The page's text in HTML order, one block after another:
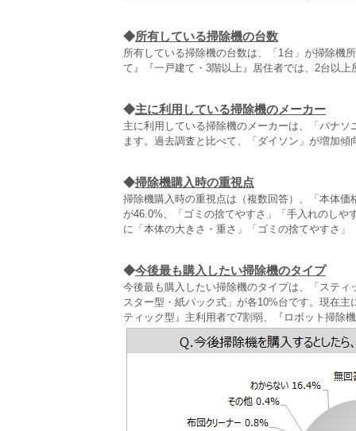
◆所有している掃除機の台数
所有している掃除機の台数は、「1台」が掃除機
て』『一戸建て・3階以上』居住者では、2台以
◆主に利用している掃除機のメーカー
主に利用している掃除機のメーカーは、「パナ
ます。過去調査と比べて、「ダイソン」が増加傾
◆掃除機購入時の重視点
掃除機購入時の重視点は（複数回答）、「本体
が46.0%、「ゴミの捨てやすさ」「手入れのし
に「本体の大きさ・重さ」「ゴミの捨てやすさ
◆今後最も購入したい掃除機のタイプ
今後最も購入したい掃除機のタイプは、「ステ
スター型・紙パック式」が各10%台です。現在
ティック型』主利用者で7割弱、『ロボット掃除